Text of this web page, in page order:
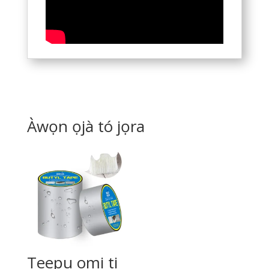
Àwọn ọjà tó jọra
Teepu omi ti
Belarusian
Hungarian
Azerbaijani